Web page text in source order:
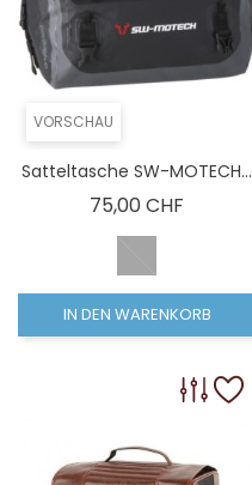
VORSCHAU
Satteltasche SW-MOTECH...
75,00 CHF
IN DEN WARENKORB